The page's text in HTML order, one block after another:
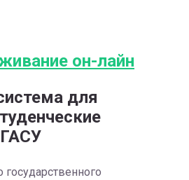
он-лайн
для